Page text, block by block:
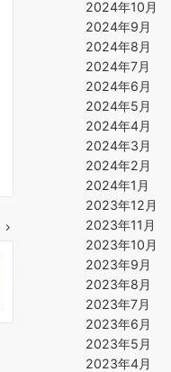
2024年10月
2024年9月
2024年8月
2024年7月
2024年6月
2024年5月
2024年4月
2024年3月
2024年2月
2024年1月
2023年12月
2023年11月
2023年10月
2023年9月
2023年8月
2023年7月
2023年6月
2023年5月
2023年4月